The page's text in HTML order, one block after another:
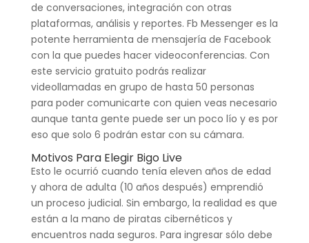
de conversaciones, integración con otras
plataformas, análisis y reportes. Fb Messenger es la
potente herramienta de mensajería de Facebook
con la que puedes hacer videoconferencias. Con
este servicio gratuito podrás realizar
videollamadas en grupo de hasta 50 personas
para poder comunicarte con quien veas necesario
aunque tanta gente puede ser un poco lío y es por
eso que solo 6 podrán estar con su cámara.
Motivos Para Elegir Bigo Live
Esto le ocurrió cuando tenía eleven años de edad
y ahora de adulta (10 años después) emprendió
un proceso judicial. Sin embargo, la realidad es que
están a la mano de piratas cibernéticos y
encuentros nada seguros. Para ingresar sólo debe